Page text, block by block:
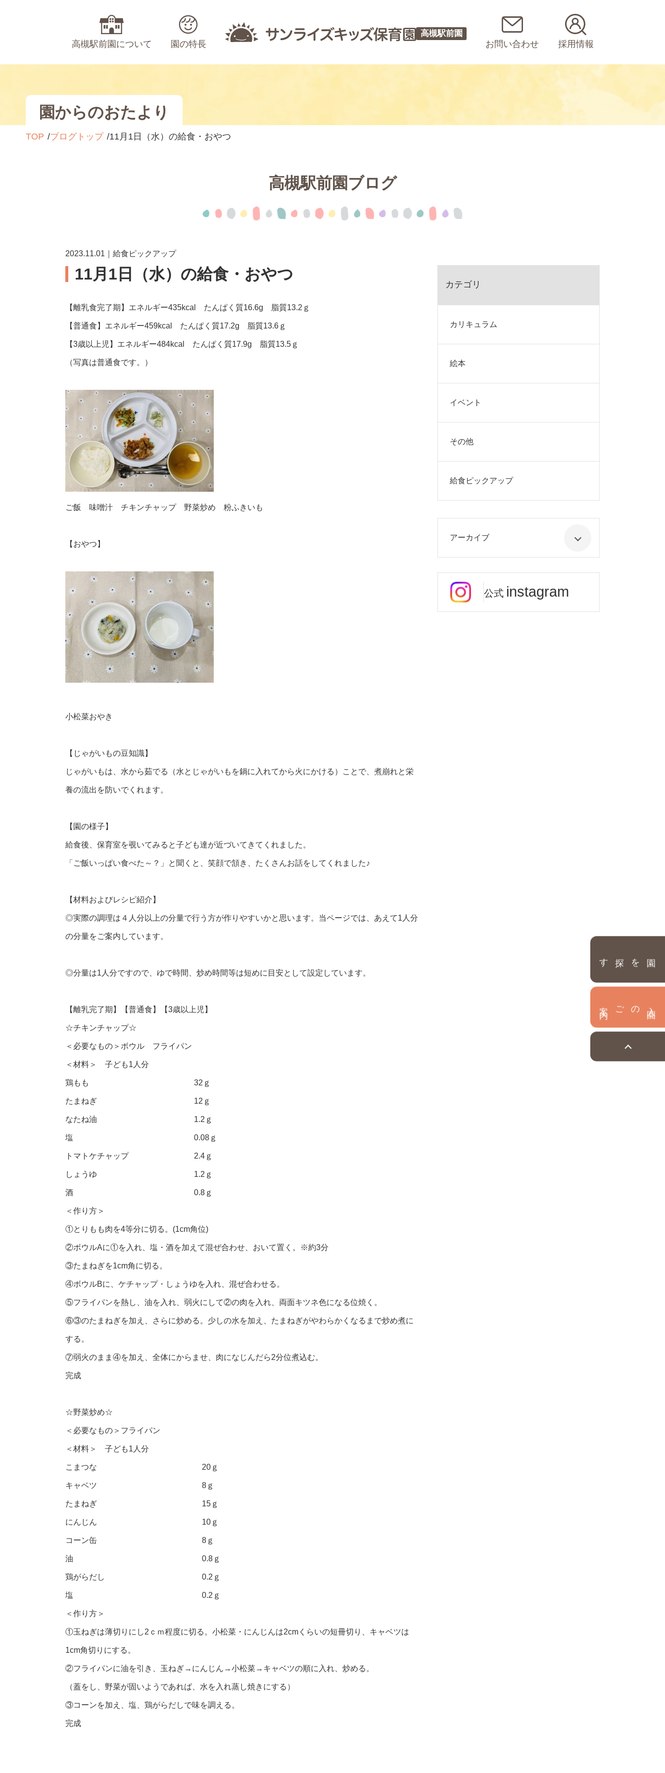
高槻駅前園について 園の特長
高槻駅前園
お問い合わせ 採用情報
園を探す
園からのおたより
TOP ブログトップ 11月1日（水）の給食・おやつ
高槻駅前園ブログ
2023.11.01｜給食ピックアップ
11月1日（水）の給食・おやつ
【離乳食完了期】エネルギー435kcal たんぱく質16.6g 脂質13.2ｇ
【普通食】エネルギー459kcal たんぱく質17.2g 脂質13.6ｇ
【3歳以上児】エネルギー484kcal たんぱく質17.9g 脂質13.5ｇ
（写真は普通食です。）
ご飯 味噌汁 チキンチャップ 野菜炒め 粉ふきいも
【おやつ】
小松菜おやき
【じゃがいもの豆知識】
じゃがいもは、水から茹でる（水とじゃがいもを鍋に入れてから火にかける）ことで、煮崩れと栄
養の流出を防いでくれます。
【園の様子】
給食後、保育室を覗いてみると子ども達が近づいてきてくれました。
「ご飯いっぱい食べた～？」と聞くと、笑顔で頷き、たくさんお話をしてくれました♪
【材料およびレシピ紹介】
◎実際の調理は４人分以上の分量で行う方が作りやすいかと思います。当ページでは、あえて1人分
の分量をご案内しています。
◎分量は1人分ですので、ゆで時間、炒め時間等は短めに目安として設定しています。
【離乳完了期】【普通食】【3歳以上児】
☆チキンチャップ☆
＜必要なもの＞ボウル フライパン
＜材料＞ 子ども1人分
鶏もも 32ｇ
たまねぎ 12ｇ
なたね油 1.2ｇ
塩 0.08ｇ
トマトケチャップ 2.4ｇ
しょうゆ 1.2ｇ
酒 0.8ｇ
＜作り方＞
①とりもも肉を4等分に切る。(1cm角位)
②ボウルAに①を入れ、塩・酒を加えて混ぜ合わせ、おいて置く。※約3分
③たまねぎを1cm角に切る。
④ボウルBに、ケチャップ・しょうゆを入れ、混ぜ合わせる。
⑤フライパンを熱し、油を入れ、弱火にして②の肉を入れ、両面キツネ色になる位焼く。
⑥③のたまねぎを加え、さらに炒める。少しの水を加え、たまねぎがやわらかくなるまで炒め煮に
する。
⑦弱火のまま④を加え、全体にからませ、肉になじんだら2分位煮込む。
完成
☆野菜炒め☆
＜必要なもの＞フライパン
＜材料＞ 子ども1人分
こまつな 20ｇ
キャベツ 8ｇ
たまねぎ 15ｇ
にんじん 10ｇ
コーン缶 8ｇ
油 0.8ｇ
鶏がらだし 0.2ｇ
塩 0.2ｇ
＜作り方＞
①玉ねぎは薄切りにし2ｃｍ程度に切る。小松菜・にんじんは2cmくらいの短冊切り、キャベツは
1cm角切りにする。
②フライパンに油を引き、玉ねぎ→にんじん→小松菜→キャベツの順に入れ、炒める。
（蓋をし、野菜が固いようであれば、水を入れ蒸し焼きにする）
③コーンを加え、塩、鶏がらだしで味を調える。
完成
カテゴリ
カリキュラム
絵本
イベント
その他
給食ピックアップ
アーカイブ
公式 instagram